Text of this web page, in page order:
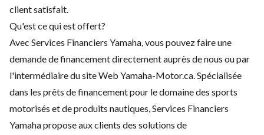
client satisfait.
Qu'est ce qui est offert?
Avec Services Financiers Yamaha, vous pouvez faire une
demande de financement directement auprès de nous ou par
l'intermédiaire du site Web Yamaha-Motor.ca. Spécialisée
dans les prêts de financement pour le domaine des sports
motorisés et de produits nautiques, Services Financiers
Yamaha propose aux clients des solutions de